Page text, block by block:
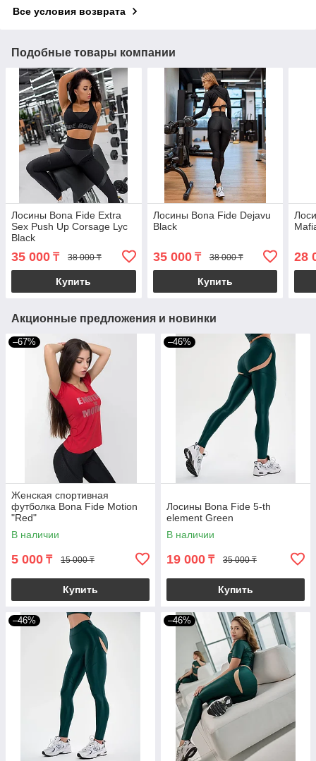
Все условия возврата
Подобные товары компании
Лосины Bona Fide Extra
Sex Push Up Corsage Lyc
Black
35 000 ₸ 38 000 ₸
Купить
Лосины Bona Fide Dejavu
Black
35 000₸ 38 000 ₸
Купить
28
Акционные предложения и новинки
–67%
Женская спортивная
футболка Bona Fide Motion
"Red"
В наличии
5 000 ₸ 15 000 ₸
Купить
–46%
Лосины Bona Fide 5-th
element Green
В наличии
19 000 ₸ 35 000 ₸
Купить
–46% –46%